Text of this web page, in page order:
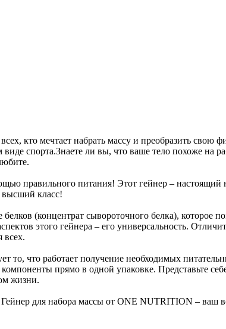
кто мечтает набрать массу и преобразить свою
спорта.Знаете ли вы, что ваше тело похоже на
правильного питания! Этот гейнер –
высший класс!
(концентрат сывороточного белка),
этого гейнера – его универсальность.
всех.
то, что работает получение необходимых
прямо в одной упаковке. Представьте
жизни.
Гейнер для набора массы от ONE NUTRITION –